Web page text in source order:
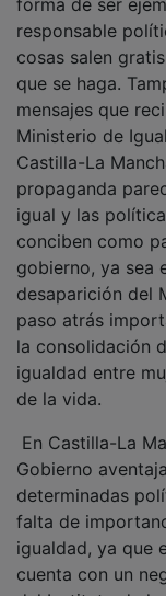
responsable
cosas salen
que se haga.
mensajes que
Ministerio de
Castilla-La
propaganda
igual y las
conciben como
gobierno, ya sea
desaparición del
paso atrás
la consolidación
igualdad entre
de la vida.
Gobierno
determinadas
falta de
igualdad, ya que
cuenta con un
del Instituto de la